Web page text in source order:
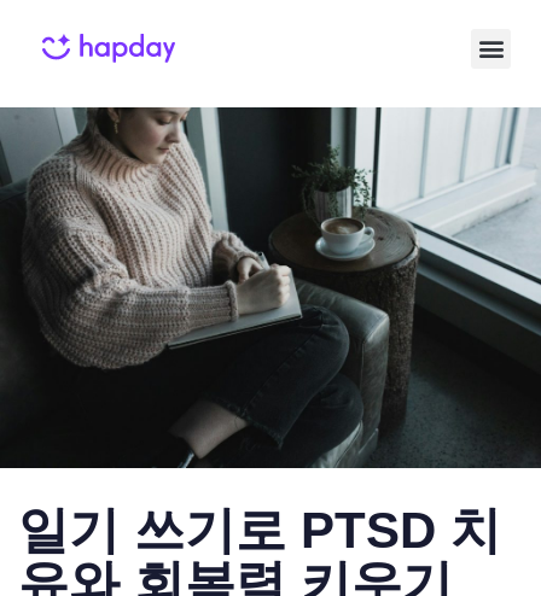
일기 쓰기로 PTSD 치
유와 회복력 키우기